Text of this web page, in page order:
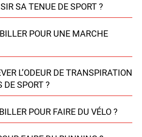
SA TENUE DE SPORT ?
POUR UNE MARCHE
L’ODEUR DE TRANSPIRATION
DE SPORT ?
POUR FAIRE DU VÉLO ?